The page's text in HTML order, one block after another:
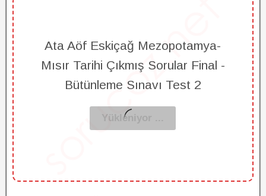
Ata Aöf Eskiçağ Mezopotamya-
Mısır Tarihi Çıkmış Sorular Final -
Bütünleme Sınavı Test 2